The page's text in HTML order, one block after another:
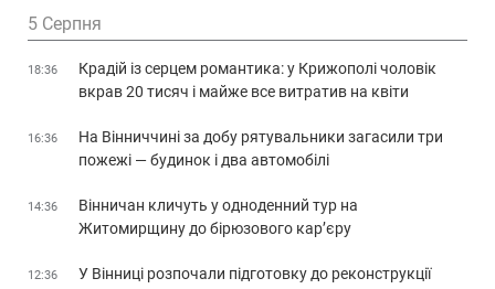
5 Серпня
18:36
Крадій із серцем романтика: у Крижополі чоловік
вкрав 20 тисяч і майже все витратив на квіти
16:36
На Вінниччині за добу рятувальники загасили три
пожежі — будинок і два автомобілі
14:36
Вінничан кличуть у одноденний тур на
Житомирщину до бірюзового кар’єру
12:36
У Вінниці розпочали підготовку до реконструкції